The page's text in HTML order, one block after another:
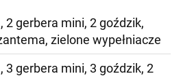
2 gerbera mini, 2 goździk,
zielone wypełniacze
3 gerbera mini, 3 goździk, 2